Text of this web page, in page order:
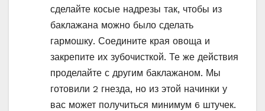
сделайте косые надрезы так, чтобы из
баклажана можно было сделать
гармошку. Соедините края овоща и
закрепите их зубочисткой. Те же действия
проделайте с другим баклажаном. Мы
готовили 2 гнезда, но из этой начинки у
вас может получиться минимум 6 штучек.